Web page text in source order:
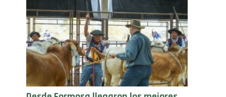
Desde Formosa llegaron los mejores
Brahman